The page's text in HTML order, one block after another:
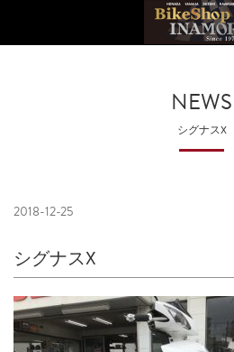
NEWS
シグナスX
2018-12-25
シグナスX